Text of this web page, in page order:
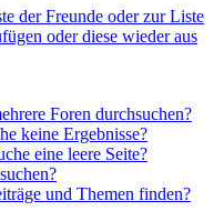
der Freunde oder zur Liste
oder diese wieder aus
Foren durchsuchen?
keine Ergebnisse?
eine leere Seite?
und Themen finden?